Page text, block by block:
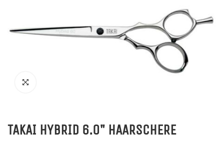
TAKAI HYBRID 6.0" HAARSCHERE